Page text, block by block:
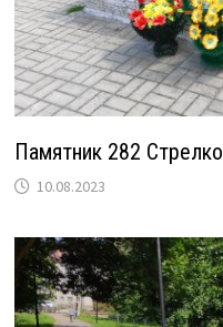
Памятник 282
10.08.2023